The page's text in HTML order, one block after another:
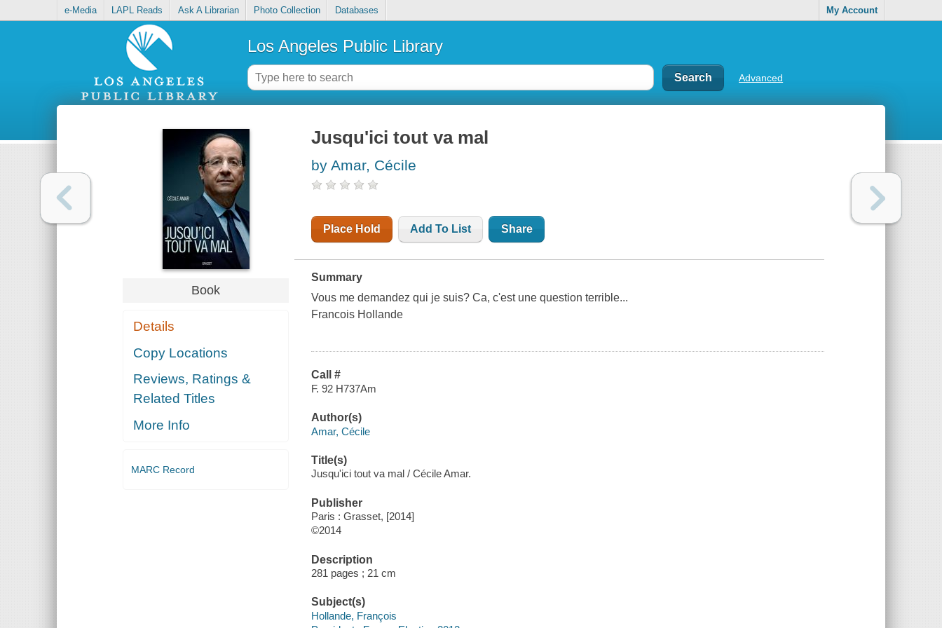
e-Media LAPL Reads Ask A Librarian Photo Collection Databases My Account
Los Angeles Public Library
Advanced
Book
Details
Copy Locations
Reviews, Ratings &
Related Titles
More Info
MARC Record
Jusqu'ici tout va mal
by Amar, Cécile
Place Hold Add To List Share
Summary
Vous me demandez qui je suis? Ca, c'est une question terrible...
Francois Hollande
Call #
F. 92 H737Am
Author(s)
Amar, Cécile
Title(s)
Jusqu'ici tout va mal / Cécile Amar.
Publisher
Paris : Grasset, [2014]
©2014
Description
281 pages ; 21 cm
Subject(s)
Hollande, François